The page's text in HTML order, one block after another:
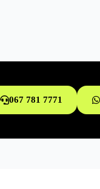
067 781 7771